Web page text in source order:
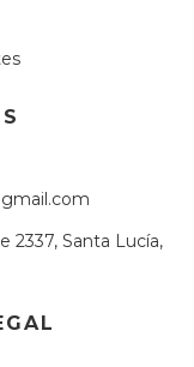
2337, Santa Lucía,